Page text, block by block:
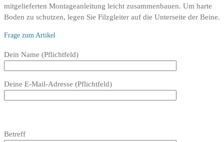
mitgelieferten Montageanleitung leicht zusammenbauen. Um harte
Boden zu schutzen, legen Sie Filzgleiter auf die Unterseite der Beine.
Frage zum Artikel
Bitte
Feld
leer.
Dein Name (Pflichtfeld)
Deine E-Mail-Adresse (Pflichtfeld)
dieses
lasse
Betreff